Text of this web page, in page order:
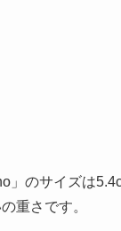
」のサイズは
重さです。